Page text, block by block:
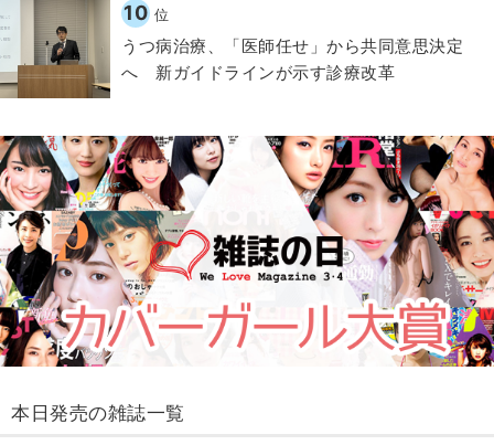
10 位
うつ病治療、「医師任せ」から共同意思決定
へ 新ガイドラインが示す診療改革
本日発売の雑誌一覧